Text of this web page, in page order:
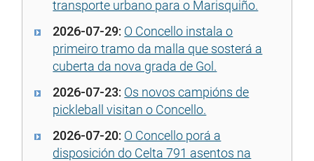
transporte urbano para o Marisquiño.
2026-07-29: O Concello instala o
primeiro tramo da malla que sosterá a
cuberta da nova grada de Gol.
2026-07-23: Os novos campións de
pickleball visitan o Concello.
2026-07-20: O Concello porá a
disposición do Celta 791 asentos na